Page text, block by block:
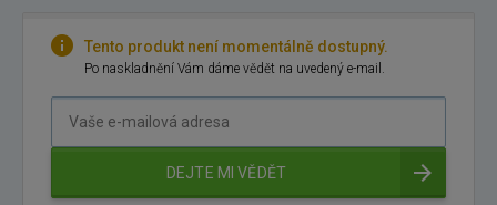
Tento produkt není momentálně dostupný.
Po naskladnění Vám dáme vědět na uvedený e-mail.
DEJTE MI VĚDĚT